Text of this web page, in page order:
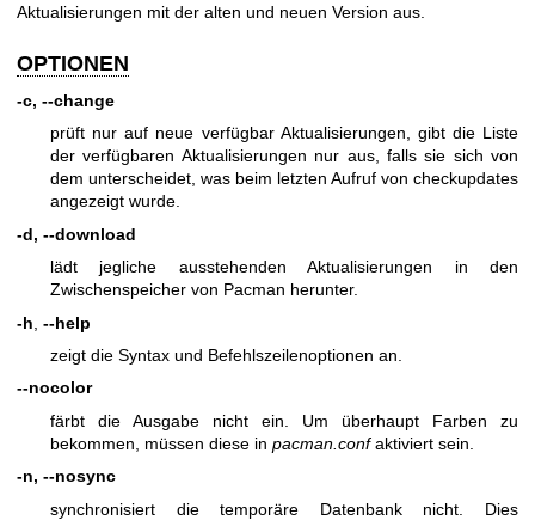
Aktualisierungen mit der alten und neuen Version aus.
OPTIONEN
-c, --change
prüft nur auf neue verfügbar Aktualisierungen, gibt die Liste
der verfügbaren Aktualisierungen nur aus, falls sie sich von
dem unterscheidet, was beim letzten Aufruf von checkupdates
angezeigt wurde.
-d, --download
lädt jegliche ausstehenden Aktualisierungen in den
Zwischenspeicher von Pacman herunter.
-h --help
zeigt die Syntax und Befehlszeilenoptionen an.
--nocolor
färbt die Ausgabe nicht ein. Um überhaupt Farben zu
bekommen, müssen diese in pacman.confaktiviert sein.
-n, --nosync
synchronisiert die temporäre Datenbank nicht. Dies